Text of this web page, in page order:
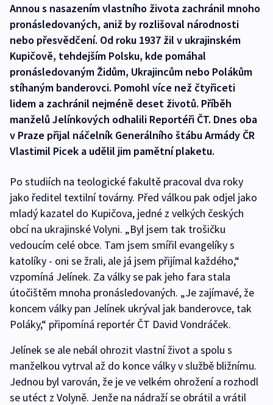
Annou s nasazením vlastního života zachránil mnoho
pronásledovaných, aniž by rozlišoval národnosti
nebo přesvědčení. Od roku 1937 žil v ukrajinském
Kupičově, tehdejším Polsku, kde pomáhal
pronásledovaným Židům, Ukrajincům nebo Polákům
stíhaným banderovci. Pomohl více než čtyřiceti
lidem a zachránil nejméně deset životů. Příběh
manželů Jelínkových odhalili Reportéři ČT. Dnes oba
v Praze přijal náčelník Generálního štábu Armády ČR
Vlastimil Picek a udělil jim pamětní plaketu.
Po studiích na teologické fakultě pracoval dva roky
jako ředitel textilní továrny. Před válkou pak odjel jako
mladý kazatel do Kupičova, jedné z velkých českých
obcí na ukrajinské Volyni. „Byl jsem tak trošičku
vedoucím celé obce. Tam jsem smířil evangelíky s
katolíky - oni se žrali, ale já jsem přijímal každého,“
vzpomíná Jelínek. Za války se pak jeho fara stala
útočištěm mnoha pronásledovaných. „Je zajímavé, že
koncem války pan Jelínek ukrýval jak banderovce, tak
Poláky,“ připomíná reportér ČT David Vondráček.
Jelínek se ale nebál ohrozit vlastní život a spolu s
manželkou vytrval až do konce války v službě bližnímu.
Jednou byl varován, že je ve velkém ohrožení a rozhodl
se utéct z Volyně. Jenže na nádraží se obrátil a vrátil